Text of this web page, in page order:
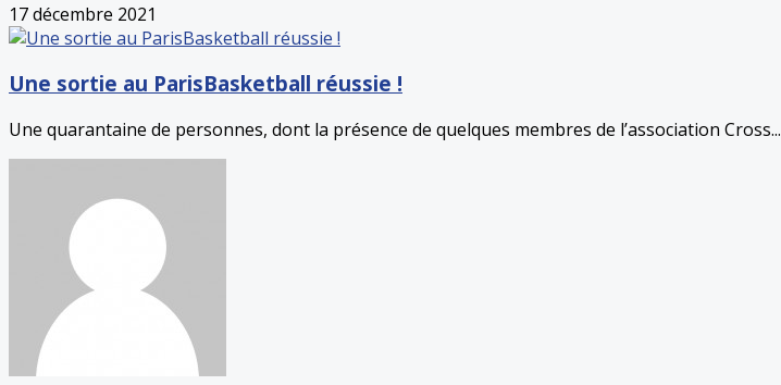
17 décembre 2021
Une sortie au ParisBasketball réussie !
Une quarantaine de personnes, dont la présence de quelques membres de l’association Cross...